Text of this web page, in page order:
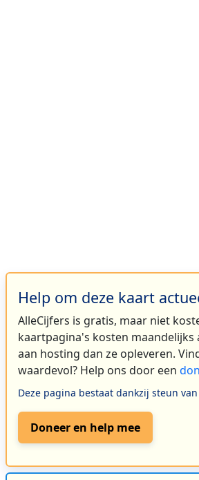
Help om deze kaart
AlleCijfers is gratis, maar niet
kaartpagina's kosten maandelijks
aan hosting dan ze opleveren.
waardevol? Help ons door een
Deze pagina bestaat dankzij steun
Doneer en help mee